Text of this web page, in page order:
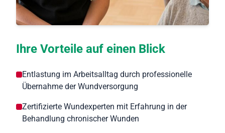
Ihre Vorteile auf einen Blick
Entlastung im Arbeitsalltag durch professionelle
Übernahme der Wundversorgung
Zertifizierte Wundexperten mit Erfahrung in der
Behandlung chronischer Wunden